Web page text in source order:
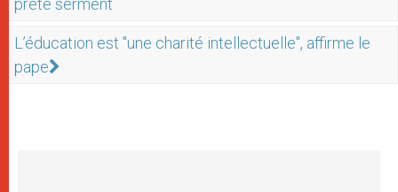
prêté serment
L’éducation est "une charité intellectuelle", affirme le
pape